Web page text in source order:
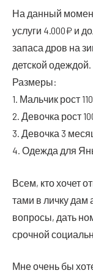
На дан­ный
услу­ги 4.000₽ и
запа­са дров на
дет­ской одеждой.
Размеры:
1. Маль­чик рост
2. Девоч­ка рост
3. Девоч­ка 3
4. Одеж­да для
Всем, кто хочет
та­ми в лич­ку дам
вопро­сы, дать
сроч­ной
Мне очень бы